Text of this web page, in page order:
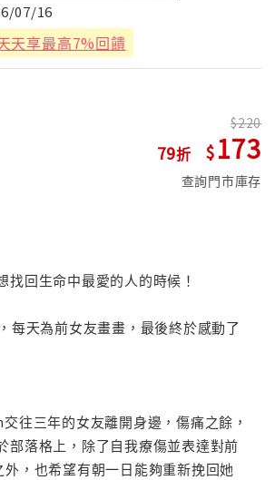
07/16
天享最高7%回饋
79
220
173
查詢門市庫存
找回生命中最愛的人的時候！
每天為前女友畫畫，最後終於感動了
往三年的女友離開身邊，傷痛之餘，
部落格上，除了自我療傷並表達對前
，也希望有朝一日能夠重新挽回她